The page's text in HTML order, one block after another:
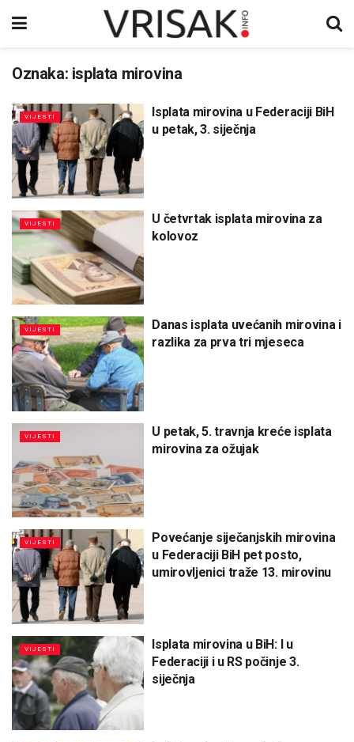
Oznaka: isplata mirovina
VIJESTI
Isplata mirovina u Federaciji BiH
u petak, 3. siječnja
VIJESTI
U četvrtak isplata mirovina za
kolovoz
VIJESTI
Danas isplata uvećanih mirovina i
razlika za prva tri mjeseca
VIJESTI
U petak, 5. travnja kreće isplata
mirovina za ožujak
VIJESTI
Povećanje siječanjskih mirovina
u Federaciji BiH pet posto,
umirovljenici traže 13. mirovinu
VIJESTI
Isplata mirovina u BiH: I u
Federaciji i u RS počinje 3.
siječnja